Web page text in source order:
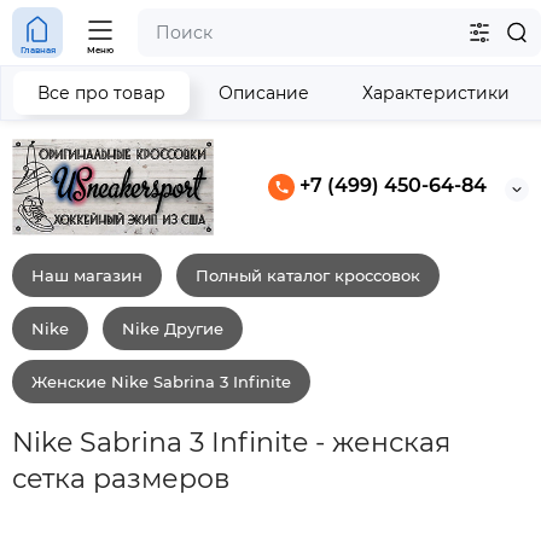
+7 (499) 450-64-84
Главная Меню
Наш магазин Полный каталог кроссовок
Nike Nike Другие
Женские Nike Sabrina 3 Infinite
Nike Sabrina 3 Infinite - женская
сетка размеров
Все про товар Описание Характеристики